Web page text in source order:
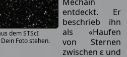
dem STScI
Foto stehen.
entdeckt. Er
beschrieb ihn
als «Haufen
von Sternen
zwischen ε und